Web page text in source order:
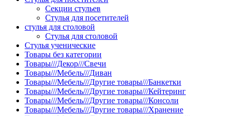
Секции стульев
Стулья для посетителей
стулья для столовой
Стулья для столовой
Стулья ученические
Товары без категории
Товары///Декор///Свечи
Товары///Мебель///Диван
Товары///Мебель///Другие товары///Банкетки
Товары///Мебель///Другие товары///Кейтеринг
Товары///Мебель///Другие товары///Консоли
Товары///Мебель///Другие товары///Хранение